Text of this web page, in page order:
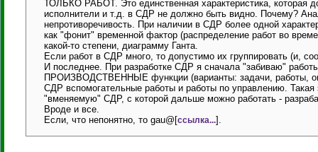
ТОЛЬКО РАБОТ. Это единственная характеристика, которая
исполнители и т.д. в СДР не должно быть видно. Почему?
непротиворечивость. При наличии в СДР более одной
как "фонит" временной фактор (распределение работ во
какой-то степени, диаграмму Ганта.
Если работ в СДР много, то допустимо их группировать (и,
И последнее. При разработке СДР я сначала "забиваю"
ПРОИЗВОДСТВЕННЫЕ функции (варианты: задачи, работы,
СДР вспомогательные работы и работы по управлению. Такая
"вменяемую" СДР, с которой дальше можно работать -
Вроде и все.
Если, что непонятно, то gau@[ссылка...].